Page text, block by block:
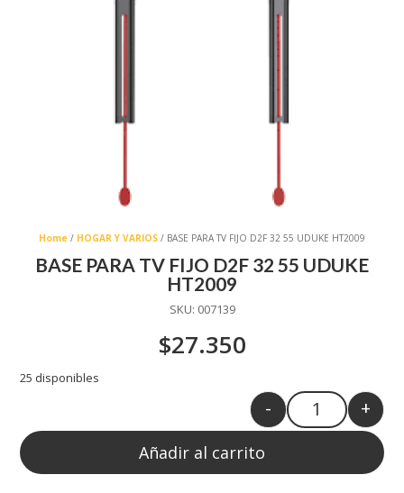
Home / HOGAR Y VARIOS / BASE PARA TV FIJO D2F 32 55 UDUKE HT2009
BASE PARA TV FIJO D2F 32 55 UDUKE
HT2009
SKU: 007139
$27.350
25 disponibles
Quantity
- +
Añadir al carrito